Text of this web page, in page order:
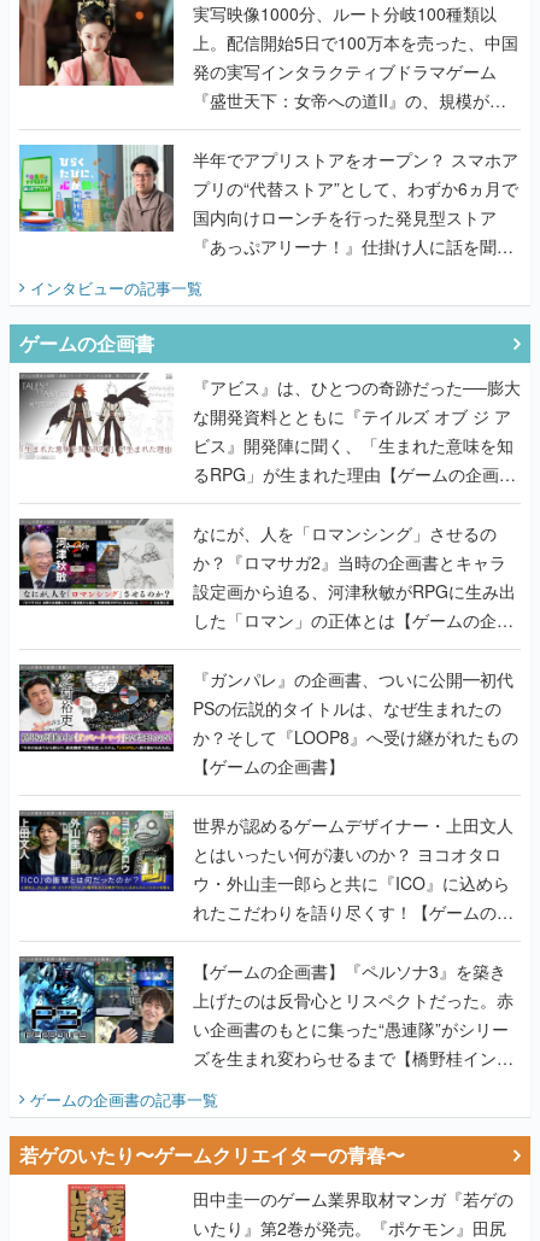
んだレジェンド2人に訊く開発秘話
実写映像1000分、ルート分岐100種類以
上。配信開始5日で100万本を売った、中国
発の実写インタラクティブドラマゲーム
『盛世天下：女帝への道II』の、規模が違
うこだわりをプロデューサーに聞いた
半年でアプリストアをオープン？ スマホア
プリの“代替ストア”として、わずか6ヵ月で
国内向けローンチを行った発見型ストア
『あっぷアリーナ！』仕掛け人に話を聞い
インタビューの記事一覧
ゲームの企画書
『アビス』は、ひとつの奇跡だった──膨大
な開発資料とともに『テイルズ オブ ジ ア
ビス』開発陣に聞く、「生まれた意味を知
るRPG」が生まれた理由【ゲームの企画
書】
なにが、人を「ロマンシング」させるの
か？『ロマサガ2』当時の企画書とキャラ
設定画から迫る、河津秋敏がRPGに生み出
した「ロマン」の正体とは【ゲームの企画
書】
『ガンパレ』の企画書、ついに公開━初代
PSの伝説的タイトルは、なぜ生まれたの
か？そして『LOOP8』へ受け継がれたもの
【ゲームの企画書】
世界が認めるゲームデザイナー・上田文人
とはいったい何が凄いのか？ ヨコオタロ
ウ・外山圭一郎らと共に『ICO』に込めら
れたこだわりを語り尽くす！【ゲームの企
画書】
【ゲームの企画書】『ペルソナ3』を築き
上げたのは反骨心とリスペクトだった。赤
い企画書のもとに集った“愚連隊”がシリー
ズを生まれ変わらせるまで【橋野桂インタ
ゲームの企画書の記事一覧
若ゲのいたり〜ゲームクリエイターの青春〜
田中圭一のゲーム業界取材マンガ『若ゲの
いたり』第2巻が発売。『ポケモン』田尻